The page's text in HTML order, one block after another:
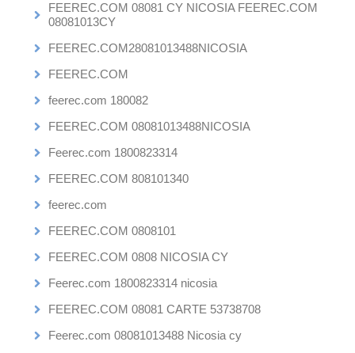
FEEREC.COM 08081 CY NICOSIA FEEREC.COM
08081013CY
FEEREC.COM28081013488NICOSIA
FEEREC.COM
feerec.com 180082
FEEREC.COM 08081013488NICOSIA
Feerec.com 1800823314
FEEREC.COM 808101340
feerec.com
FEEREC.COM 0808101
FEEREC.COM 0808 NICOSIA CY
Feerec.com 1800823314 nicosia
FEEREC.COM 08081 CARTE 53738708
Feerec.com 08081013488 Nicosia cy